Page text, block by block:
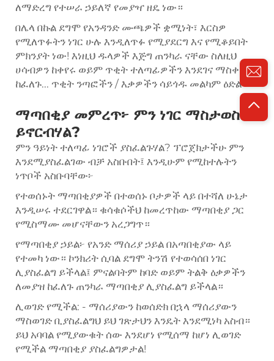
ለማድረግ የተሠራ ኃይለኛ የመያዣ ዘዴ ነው።
በሌላ በኩል ደግሞ የአንዳንድ ሙጫዎች ቋሚነት፣ እርስዎ
የሚለጥፉትን ነገር ሁሉ እንዲለጥፉ የሚያደርግ እና የሚቆይበት
ምክንያት ነው! እነዚህ ዱላዎች እጅግ ጠንካራ ናቸው ስለዚህ
ሀሳብዎን ከቀየሩ ወይም ጥቂት ተለጣፊዎችን እንደገና ማስቀመጥ
ከፈለጉ... ጥቂት ንጣፎችን / እቃዎችን ሳይጎዱ መልካም ዕድል ።
ማጣበቂያ መምረጥ፦ ምን ነገር ማስታወስ
ይኖርብሃል?
ምን ዓይነት ተለጣፊ ነገሮች ያስፈልጉሃል? ፕሮጀክታችሁ ምን
እንደሚያስፈልገው ብቻ አስቡበት፤ እንዲሁም የሚከተሉትን
ነጥቦች አስቡባቸው፦
የተወሰኑት ማጣበቂያዎች በተወሰኑ ቦታዎች ላይ በተሻለ ሁኔታ
እንዲሠሩ ተደርገዋል። ቁሳቁሶችህ ከመረጥከው ማጣበቂያ ጋር
የሚስማሙ መሆናቸውን አረጋግጥ።
የማጣበቂያ ኃይል፦ የአንድ ማሰሪያ ኃይል በአጣበቂያው ላይ
የተመካ ነው። ኮንክሪት ሲባል ደግሞ ትንሽ የተወሳሰበ ነገር
ሊያስፈልግ ይችላል፤ ምናልባትም ከባድ ወይም ትልቅ ዕቃዎችን
ለመያዝ ከፈለጉ ጠንካራ ማጣበቂያ ሊያስፈልግ ይችላል።
ሊወገድ የሚችል: - ማሰሪያውን ከወሰድክ በኋላ ማሰሪያውን
ማስወገድ ቢያስፈልግህ ይህ ገጽታህን እንዴት እንደሚነካ አስብ።
ይህ አባባል የሚያውቁት ሰው እንደሆነ የሚሰማ ከሆነ ሊወገድ
የሚችል ማጣበቂያ ያስፈልግዎታል!